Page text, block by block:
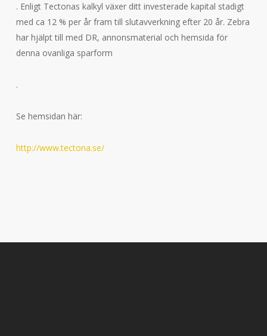
. Enligt Tectonas kalkyl växer ditt investerade kapital stadigt
med ca 12 % per år fram till slutavverkning efter 20 år. Zebra
har hjälpt till med DR, annonsmaterial och hemsida för
denna ovanliga sparform
.
Se hemsidan här:
http://www.tectona.se/